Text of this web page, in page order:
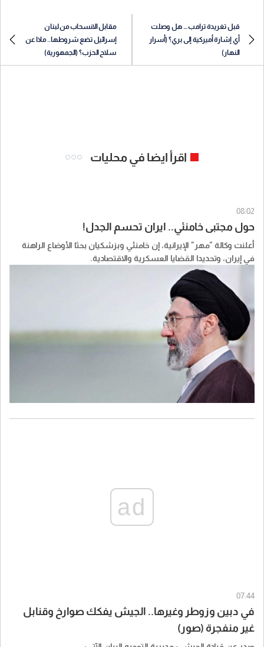
قبل تغريدة ترامب… هل وصلت
أي إشارة أميركية إلى بري؟ (أسرار
النهار)
مقابل الانسحاب من لبنان
إسرائيل تضع شروطها.. ماذا عن
سلاح الحزب؟ (الجمهورية)
اقرأ ايضا في محليات
08:02
حول مجتبى خامنئي.. ايران تحسم الجدل!
أعلنت وكالة "مهر" الإيرانية، إن خامنئي وبزشكيان بحثا الأوضاع الراهنة
في إيران، وتحديدا القضايا العسكرية والاقتصادية.
ad
07:44
في دبين وزوطر وغيرها.. الجيش يفكك صوارخ وقنابل
غير منفجرة (صور)